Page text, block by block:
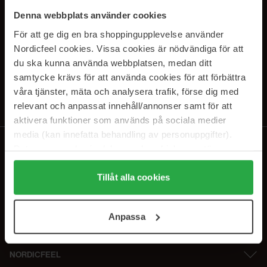
Denna webbplats använder cookies
För att ge dig en bra shoppingupplevelse använder
Nordicfeel cookies. Vissa cookies är nödvändiga för att
du ska kunna använda webbplatsen, medan ditt
samtycke krävs för att använda cookies för att förbättra
våra tjänster, mäta och analysera trafik, förse dig med
relevant och anpassat innehåll/annonser samt för att
aktivera funktioner som används på sociala medier
media (kan innefatta behandling av personuppgifter).
Genom att trycka på "Tillåt alla cookies" accepterar du
alla cookies, medan du under "Detaljer" kan anpassa
användningen av cookies. Du kan när som helst återkalla
samt vår Integritetspolicy.
Tillåt alla cookies
Anpassa
PRENUMERERA PÅ VÅRA
NYHETSBREV
E-postadress
Genom att prenumerera accepterar du vårIntegritetspolicy.
NORDICFEEL